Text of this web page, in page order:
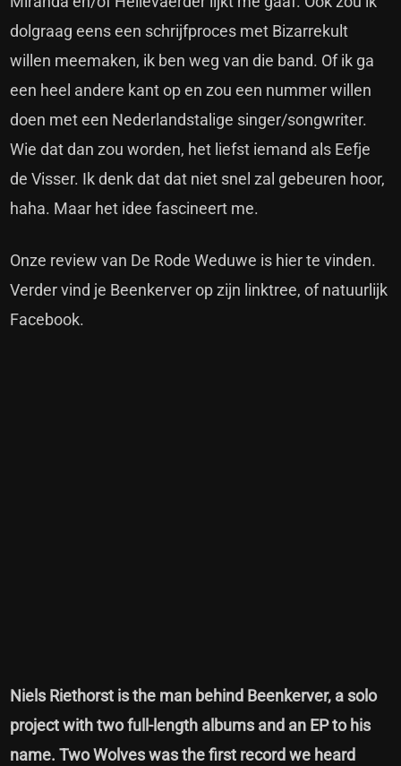
dolgraag eens een schrijfproces met Bizarrekult
willen meemaken, ik ben weg van die band. Of ik ga
een heel andere kant op en zou een nummer willen
doen met een Nederlandstalige singer/songwriter.
Wie dat dan zou worden, het liefst iemand als Eefje
de Visser. Ik denk dat dat niet snel zal gebeuren hoor,
haha. Maar het idee fascineert me.
Onze review van De Rode Weduwe is hier te vinden.
Verder vind je Beenkerver op zijn linktree, of natuurlijk
Facebook.
Niels Riethorst is the man behind Beenkerver, a solo
project with two full-length albums and an EP to his
name. Two Wolves was the first record we heard